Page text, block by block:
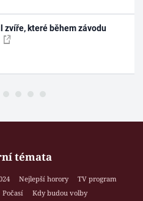
které během závodu
témata
Nejlepší horory
TV program
Počasí
Kdy budou volby